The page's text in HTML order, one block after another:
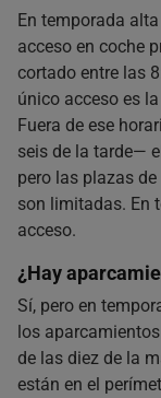
En temporada
acceso en coche
cortado entre las
único acceso es
Fuera de ese
seis de la tarde—
pero las plazas
son limitadas. En
acceso.
¿Hay
Sí, pero en
los
de las diez de la
están en el